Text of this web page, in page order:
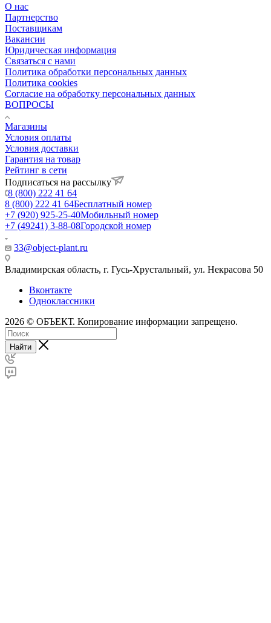
О нас
Партнерство
Поставщикам
Вакансии
Юридическая информация
Связаться с нами
Политика обработки персональных данных
Политика cookies
Согласие на обработку персональных данных
ВОПРОСЫ
Магазины
Условия оплаты
Условия доставки
Гарантия на товар
Рейтинг в сети
Подписаться на рассылку
8 (800) 222 41 64
8 (800) 222 41 64Бесплатный номер
+7 (920) 925-25-40Мобильный номер
+7 (49241) 3-88-08Городской номер
33@object-plant.ru
Владимирская область, г. Гусь-Хрустальный, ул. Некрасова 50
Вконтакте
Одноклассники
2026 © ОБЪЕКТ. Копирование информации запрещено.
Найти